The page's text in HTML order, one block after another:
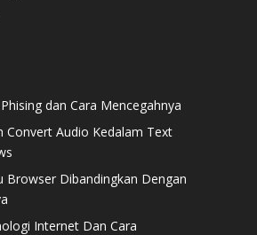
dan Cara Mencegahnya
Convert Audio Kedalam Text
Browser Dibandingkan Dengan
Internet Dan Cara